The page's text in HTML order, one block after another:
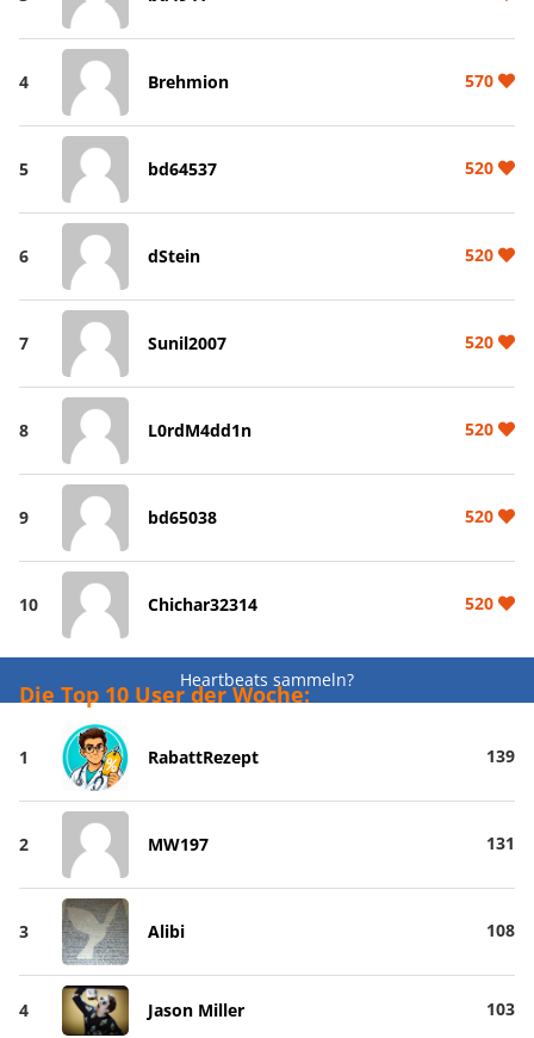
4 Brehmion 570
5 bd64537 520
6 dStein 520
7 Sunil2007 520
8 L0rdM4dd1n 520
9 bd65038 520
10 Chichar32314 520
Heartbeats sammeln?
Die Top 10 User der Woche:
1 RabattRezept 139
2 MW197 131
3 Alibi 108
4 Jason Miller 103